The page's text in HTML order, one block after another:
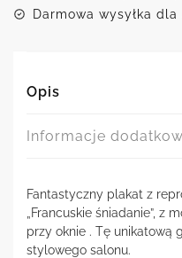
Darmowa wysyłka
Opis
Informacje
Fantastyczny plakat z
„Francuskie śniadanie”, z
przy oknie . Tę unikatową
stylowego salonu.